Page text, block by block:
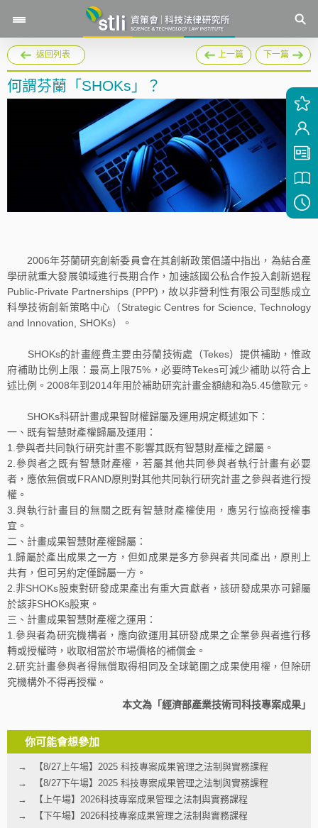
返回列表 上一篇 下一篇
何謂芬蘭「SHOKs」？
2006年芬蘭研究創新委員會在其創新政策倡議中指出，為結合產
學研就重大發展領域進行長期合作，加速該國公私合作投入創新過程
Public-Private Partnerships (PPP)，故以非營利性有限公司型態成立
科學技術創新策略中心（Strategic Centres for Science, Technology
and Innovation, SHOKs）。
SHOKs的計畫經費主要由芬蘭技術處（Tekes）提供補助，惟政
府補助比例上限：最高上限75%，必要時Tekes可減少補助以符合上
述比例。2008年到2014年用於補助研究計畫金額總和為5.45億歐元。
SHOKs科研計畫成果智財權歸屬及運用規定概述如下：
一、既有智慧財產權歸屬及運用：
1.參與者共同執行研究計畫不影響其既有智慧財產權之歸屬。
2.參與者之既有智慧財產權，若屬其他共同參與者執行計畫有必要
者，應依無償或FRAND原則對其他共同執行研究計畫之參與者進行授
權。
3.與執行計畫目的無關之既有智慧財產權使用，應另行協商授權事
宜。
二、計畫成果智慧財產權歸屬：
1.歸屬於產出成果之一方，但如成果是多方參與者共同產出，原則上
共有，但可另約定僅歸屬一方。
2.非SHOKs股東對研發成果產出有重大貢獻者，該研發成果亦可歸屬
於該非SHOKs股東。
三、計畫成果智慧財產權之運用：
1.參與者為研究機構者，應向欲運用其研發成果之企業參與者進行移
轉或授權時，收取相當於市場價格的補償金。
2.研究計畫參與者得無償取得相同及全球範圍之成果使用權，但除研
究機構外不得再授權。
本文為「經濟部產業技術司科技專案成果」
你可能會想參加
【8/27上午場】2025 科技專案成果管理之法制與實務課程
【8/27下午場】2025 科技專案成果管理之法制與實務課程
【上午場】2026科技專案成果管理之法制與實務課程
【下午場】2026科技專案成果管理之法制與實務課程